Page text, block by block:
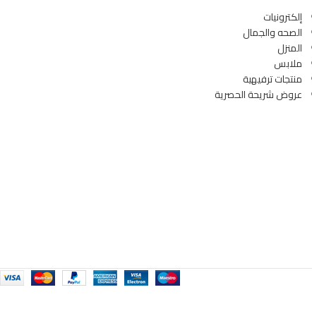
إلكترونيات
الصحه والجمال
المنزل
ملابس
منتجات ترفيهية
عروض شريحة الحصرية